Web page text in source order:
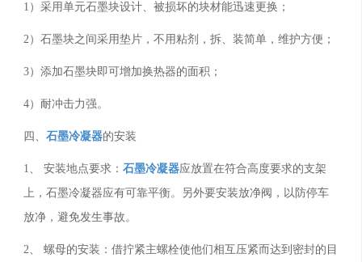
1 ）采用单元石墨块设计、被损坏的块材能迅速更换；
2）石墨块之间采用垫片，不用粘剂，拆、装简单，维护方便；
3）添加石墨块即可增加换热器的面积；
4）耐冲击力强。
四、石墨冷凝器的安装
1、 安装地点要求：石墨冷凝器应放置在符合高度要求的支架
上，石墨冷凝器应有可靠平衡。另外要安装放净阀，以防停车
放净，避免发生事故。
2、 螺母的安装：借拧紧主螺栓使他们相互压紧而达到密封的目